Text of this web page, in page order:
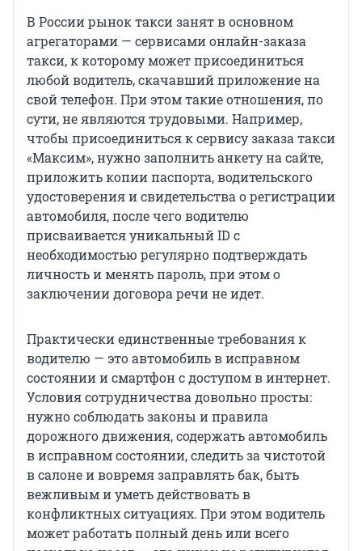
В России рынок такси занят в основном
агрегаторами — сервисами онлайн-заказа
такси, к которому может присоединиться
любой водитель, скачавший приложение на
свой телефон. При этом такие отношения, по
сути, не являются трудовыми. Например,
чтобы присоединиться к сервису заказа такси
«Максим», нужно заполнить анкету на сайте,
приложить копии паспорта, водительского
удостоверения и свидетельства о регистрации
автомобиля, после чего водителю
присваивается уникальный ID с
необходимостью регулярно подтверждать
личность и менять пароль, при этом о
заключении договора речи не идет.
Практически единственные требования к
водителю — это автомобиль в исправном
состоянии и смартфон с доступом в интернет.
Условия сотрудничества довольно просты:
нужно соблюдать законы и правила
дорожного движения, содержать автомобиль
в исправном состоянии, следить за чистотой
в салоне и вовремя заправлять бак, быть
вежливым и уметь действовать в
конфликтных ситуациях. При этом водитель
может работать полный день или всего